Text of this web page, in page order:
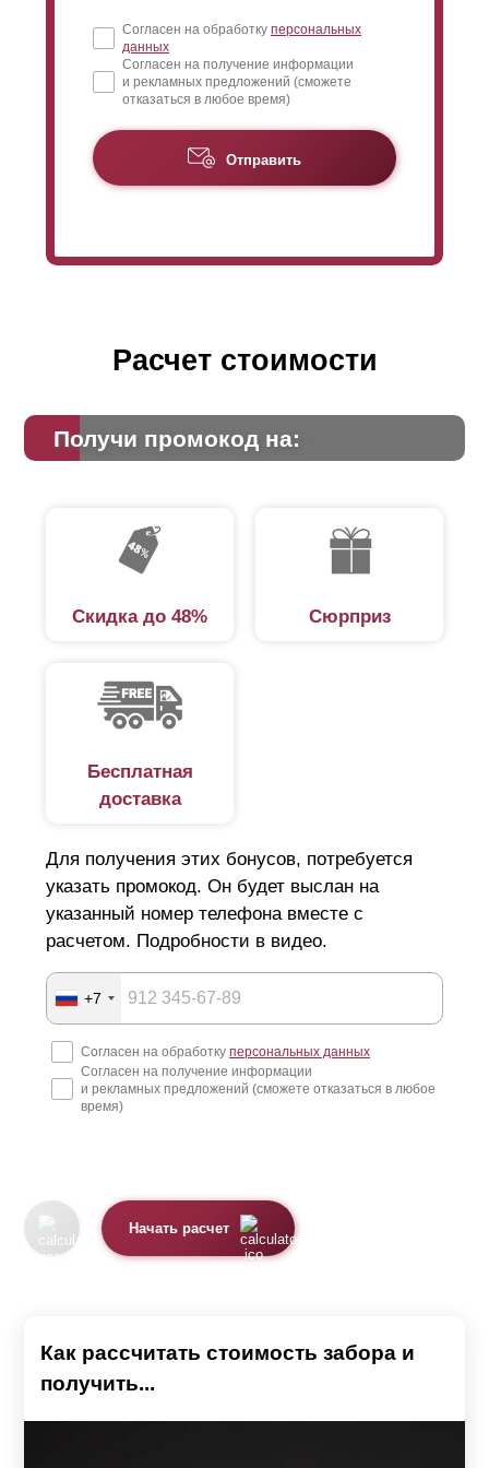
Согласен на обработку персональных
данных
Согласен на получение информации
и рекламных предложений (сможете
отказаться в любое время)
Отправить
Расчет стоимости
Получи промокод на:
Скидка до 48% Сюрприз
Бесплатная
доставка
Для получения этих бонусов, потребуется
указать промокод. Он будет выслан на
указанный номер телефона вместе с
расчетом. Подробности в видео.
+7
Согласен на обработку персональных данных
Согласен на получение информации
и рекламных предложений (сможете отказаться в любое
время)
Начать расчет
Как рассчитать стоимость забора и
получить...